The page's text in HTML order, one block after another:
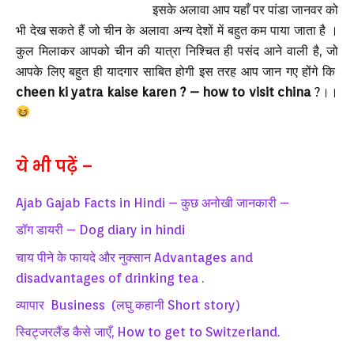
इसके अलावा आप यहाँ पर पांडा जानवर को
भी देख सकते हैं जो चीन के अलावा अन्य देशों में बहुत कम पाया जाता है ।
कुल मिलाकर आपको चीन की यात्रा निश्चित ही पसंद आने वाली है, जो
आपके लिए बहुत ही यादगार साबित होगी इस तरह आप जान गए होंगे कि
cheen ki yatra kaise karen ? – how to visit china?।।
ये भी पढ़ें –
Ajab Gajab Facts in Hindi – कुछ अनोखी जानकारी –
डॉग डायरी – Dog diary in hindi
चाय पीने के फायदे और नुक्सान Advantages and
disadvantages of drinking tea .
व्यापार Business (लघु कहानी Short story)
स्विट्जरलैंड कैसे जाएँ, How to get to Switzerland.